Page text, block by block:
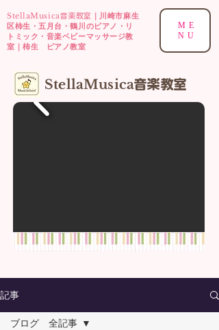
StellaMusica音楽教室
｜川崎市麻生
区柿生・五月台・鶴川のピアノ・リ
トミック・音楽ベビーマッサージ教
室｜柿生 ピアノ教室
ME
NU
​StellaMusica音楽教室
記事
ブログ 全記事